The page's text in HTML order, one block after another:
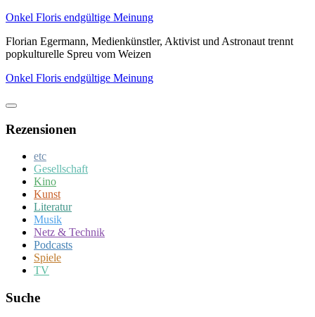
Zum
springen
Onkel Floris endgültige Meinung
Florian Egermann, Medienkünstler, Aktivist und Astronaut trennt
popkulturelle Spreu vom Weizen
Onkel Floris endgültige Meinung
Rezensionen
etc
Gesellschaft
Kino
Kunst
Literatur
Musik
Netz & Technik
Podcasts
Spiele
TV
Suche